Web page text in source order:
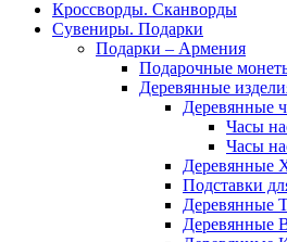
Кроссворды. Сканворды
Сувениры. Подарки
Подарки – Армения
Подарочные
Деревянные
Деревянные
Часы
Часы
Деревянные
Подставки
Деревянные
Деревянные